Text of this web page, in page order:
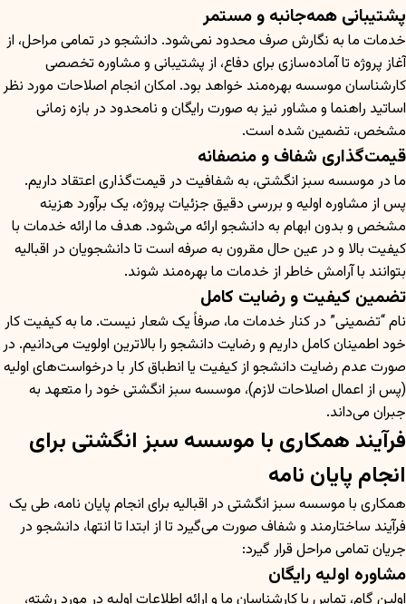
پشتیبانی همه‌جانبه و مستمر
خدمات ما به نگارش صرف محدود نمی‌شود. دانشجو در تمامی مراحل، از
آغاز پروژه تا آماده‌سازی برای دفاع، از پشتیبانی و مشاوره تخصصی
کارشناسان موسسه بهره‌مند خواهد بود. امکان انجام اصلاحات مورد نظر
اساتید راهنما و مشاور نیز به صورت رایگان و نامحدود در بازه زمانی
مشخص، تضمین شده است.
قیمت‌گذاری شفاف و منصفانه
ما در موسسه سبز انگشتی، به شفافیت در قیمت‌گذاری اعتقاد داریم.
پس از مشاوره اولیه و بررسی دقیق جزئیات پروژه، یک برآورد هزینه
مشخص و بدون ابهام به دانشجو ارائه می‌شود. هدف ما ارائه خدمات با
کیفیت بالا و در عین حال مقرون به صرفه است تا دانشجویان در اقبالیه
بتوانند با آرامش خاطر از خدمات ما بهره‌مند شوند.
تضمین کیفیت و رضایت کامل
نام “تضمینی” در کنار خدمات ما، صرفاً یک شعار نیست. ما به کیفیت کار
خود اطمینان کامل داریم و رضایت دانشجو را بالاترین اولویت می‌دانیم. در
صورت عدم رضایت دانشجو از کیفیت یا انطباق کار با درخواست‌های اولیه
(پس از اعمال اصلاحات لازم)، موسسه سبز انگشتی خود را متعهد به
جبران می‌داند.
فرآیند همکاری با موسسه سبز انگشتی برای
انجام پایان نامه
همکاری با موسسه سبز انگشتی در اقبالیه برای انجام پایان نامه، طی یک
فرآیند ساختارمند و شفاف صورت می‌گیرد تا از ابتدا تا انتها، دانشجو در
جریان تمامی مراحل قرار گیرد:
مشاوره اولیه رایگان